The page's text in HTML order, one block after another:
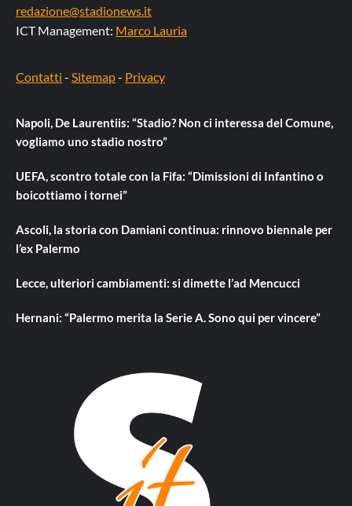
redazione@stadionews.it
ICT Management: Marco Lauria
Contatti - Sitemap- Privacy
Napoli, De Laurentiis: “Stadio? Non ci interessa del Comune,
vogliamo uno stadio nostro”
UEFA, scontro totale con la Fifa: “Dimissioni di Infantino o
boicottiamo i tornei”
Ascoli, la storia con Damiani continua: rinnovo biennale per
l’ex Palermo
Lecce, ulteriori cambiamenti: si dimette l’ad Mencucci
Hernani: “Palermo merita la Serie A. Sono qui per vincere”